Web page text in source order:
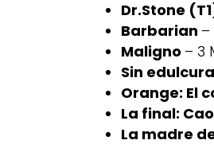
Dr.Stone
Barbarian –
Maligno – 3
Sin
Orange: El
La final:
La madre